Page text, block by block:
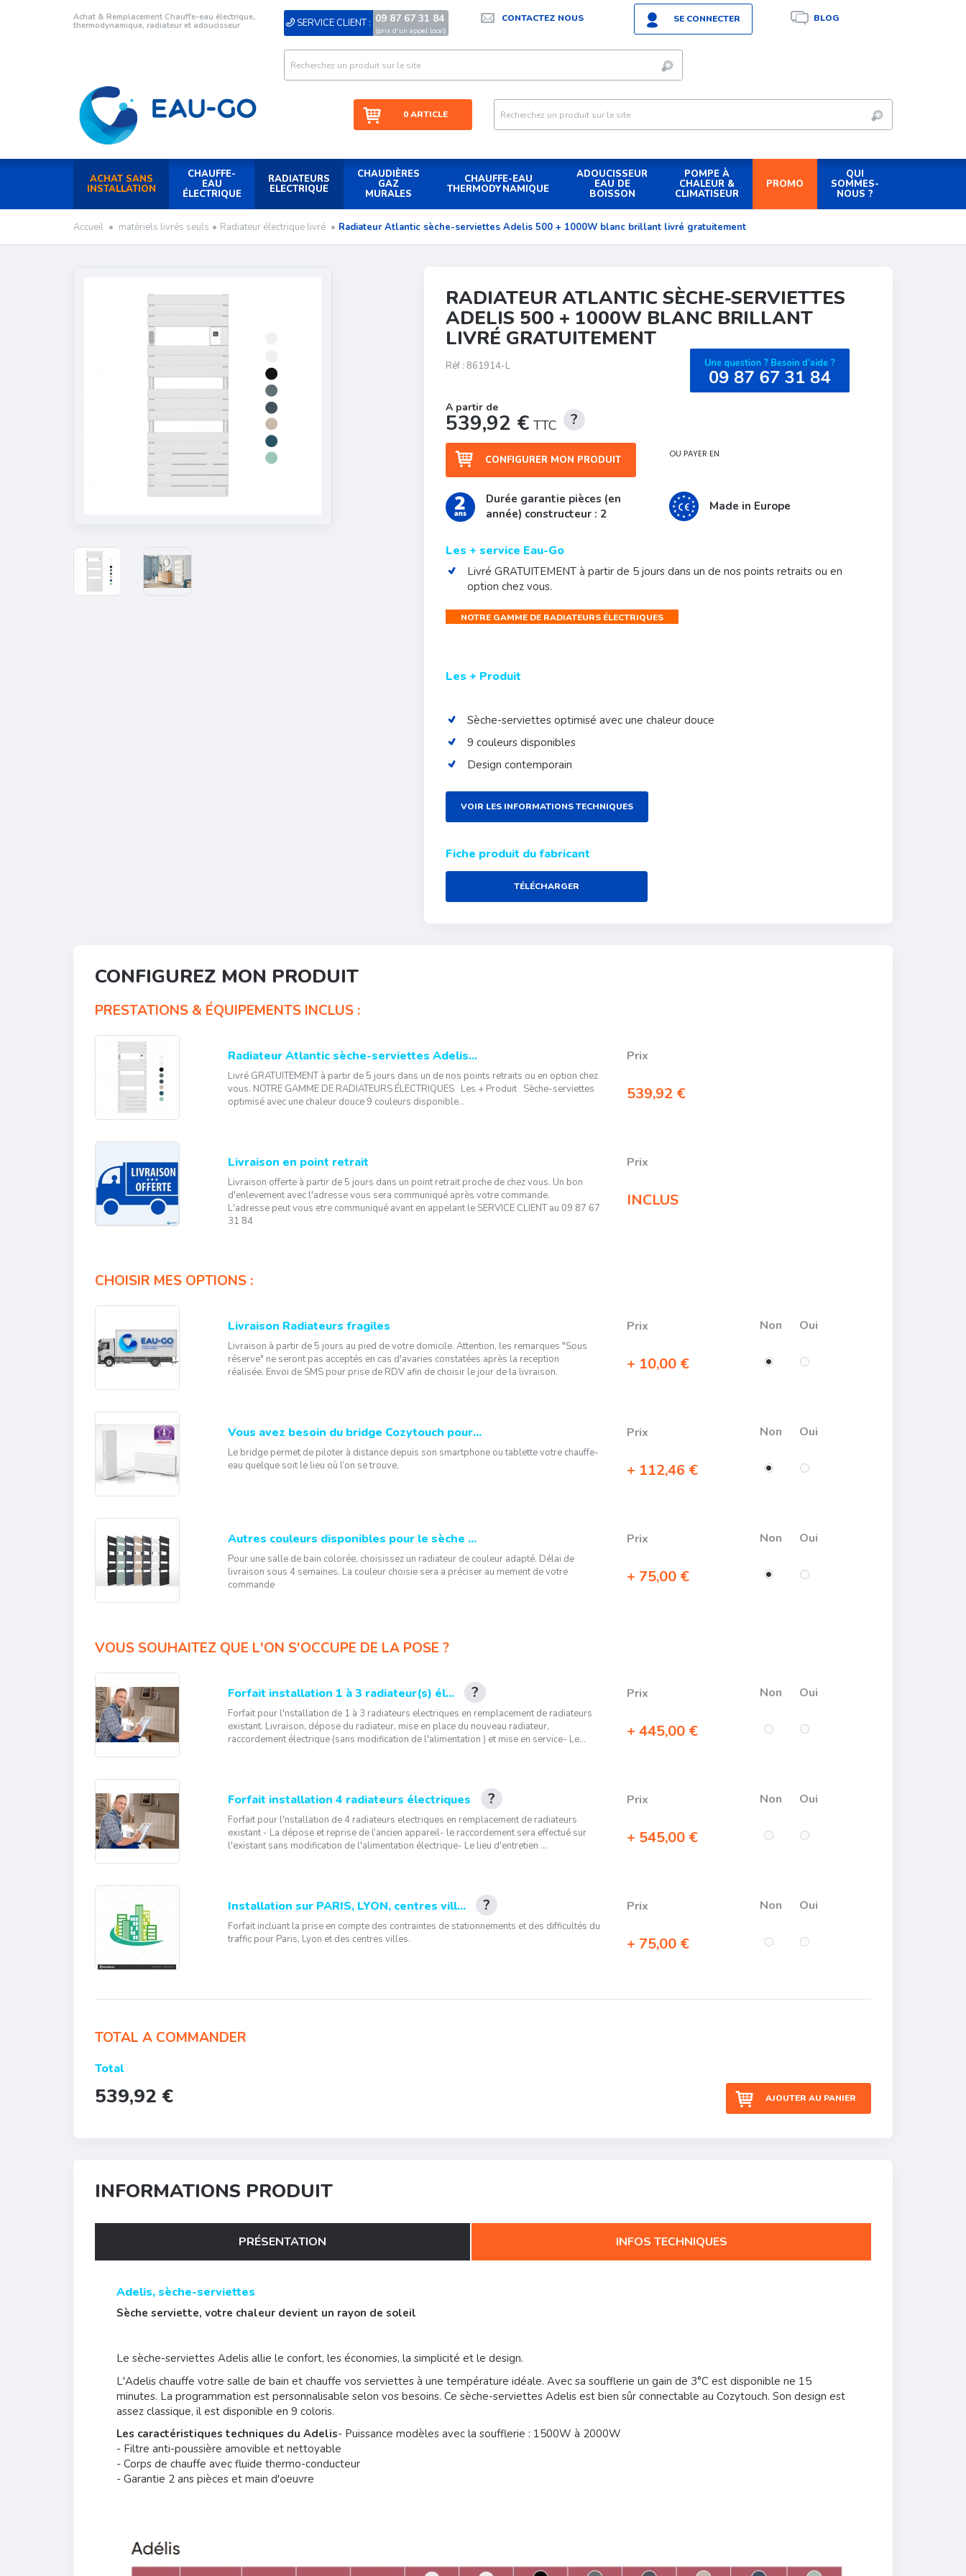
Achat & Remplacement Chauffe-eau électrique,
thermodynamique, radiateur et adoucisseur
SERVICE CLIENT : 09 87 67 31 84
(prix d'un appel local)
CONTACTEZ NOUS SE CONNECTER BLOG
0 ARTICLE
ACHAT SANS
INSTALLATION
CHAUFFE-
EAU
ÉLECTRIQUE
RADIATEURS
ELECTRIQUE
CHAUDIÈRES
GAZ
MURALES
CHAUFFE-EAU
THERMODYNAMIQUE
ADOUCISSEUR
EAU DE
BOISSON
POMPE À
CHALEUR &
CLIMATISEUR
PROMO
QUI
SOMMES-
NOUS ?
Accueil • matériels livrés seuls • Radiateur électrique livré • Radiateur Atlantic sèche-serviettes Adelis 500 + 1000W blanc brillant livré gratuitement
RADIATEUR ATLANTIC SÈCHE-SERVIETTES
ADELIS 500 + 1000W BLANC BRILLANT
LIVRÉ GRATUITEMENT
Réf : 861914-L
539,92 € TTC
CONFIGURER MON PRODUIT
OU PAYER EN
Durée garantie pièces (en
année) constructeur : 2
Made in Europe
Les + service Eau-Go
Livré GRATUITEMENT à partir de 5 jours dans un de nos points retraits ou en
option chez vous.
NOTRE GAMME DE RADIATEURS ÉLECTRIQUES
Les + Produit
Sèche-serviettes optimisé avec une chaleur douce
9 couleurs disponibles
Design contemporain
VOIR LES INFORMATIONS TECHNIQUES
Fiche produit du fabricant
TÉLÉCHARGER
CONFIGUREZ MON PRODUIT
PRESTATIONS & ÉQUIPEMENTS INCLUS :
Radiateur Atlantic sèche-serviettes Adelis...
Livré GRATUITEMENT à partir de 5 jours dans un de nos points retraits ou en option chez
vous. NOTRE GAMME DE RADIATEURS ÉLECTRIQUES Les + Produit Sèche-serviettes
optimisé avec une chaleur douce 9 couleurs disponible...
Prix
539,92 €
Livraison en point retrait
Livraison offerte à partir de 5 jours dans un point retrait proche de chez vous. Un bon
d'enlevement avec l'adresse vous sera communiqué après votre commande.
L'adresse peut vous etre communiqué avant en appelant le SERVICE CLIENT au 09 87 67
31 84
Prix
INCLUS
CHOISIR MES OPTIONS :
Livraison Radiateurs fragiles
Livraison à partir de 5 jours au pied de votre domicile. Attention, les remarques "Sous
réserve" ne seront pas acceptés en cas d'avaries constatées après la reception
réalisée. Envoi de SMS pour prise de RDV afin de choisir le jour de la livraison.
Prix
10,00 €
Non Oui
Vous avez besoin du bridge Cozytouch pour...
Le bridge permet de piloter à distance depuis son smartphone ou tablette votre chauffe-
eau quelque soit le lieu où l’on se trouve.
Prix
112,46 €
Non Oui
Autres couleurs disponibles pour le sèche ...
Pour une salle de bain colorée, choisissez un radiateur de couleur adapté. Délai de
livraison sous 4 semaines. La couleur choisie sera a préciser au mement de votre
commande
Prix
75,00 €
Non Oui
VOUS SOUHAITEZ QUE L'ON S'OCCUPE DE LA POSE ?
Forfait installation 1 à 3 radiateur(s) él...
Forfait pour l'nstallation de 1 à 3 radiateurs electriques en remplacement de radiateurs
existant. Livraison, dépose du radiateur, mise en place du nouveau radiateur,
raccordement électrique (sans modification de l'alimentation ) et mise en service- Le...
Prix
445,00 €
Non Oui
Forfait installation 4 radiateurs électriques
Forfait pour l'nstallation de 4 radiateurs electriques en remplacement de radiateurs
existant - La dépose et reprise de l’ancien appareil- le raccordement sera effectué sur
l'existant sans modification de l'alimentation électrique- Le lieu d'entretien ...
Prix
545,00 €
Non Oui
Installation sur PARIS, LYON, centres vill...
Forfait incluant la prise en compte des contraintes de stationnements et des difficultés du
traffic pour Paris, Lyon et des centres villes.
Prix
75,00 €
Non Oui
TOTAL A COMMANDER
Total
539,92 € AJOUTER AU PANIER
INFORMATIONS PRODUIT
PRÉSENTATION INFOS TECHNIQUES
Adelis, sèche-serviettes
Sèche serviette, votre chaleur devient un rayon de soleil
Le sèche-serviettes Adelis allie le confort, les économies, la simplicité et le design.
L'Adelis chauffe votre salle de bain et chauffe vos serviettes à une température idéale. Avec sa soufflerie un gain de 3°C est disponible ne 15
minutes. La programmation est personnalisable selon vos besoins. Ce sèche-serviettes Adelis est bien sûr connectable au Cozytouch. Son design est
assez classique, il est disponible en 9 coloris.
Les caractéristiques techniques du Adelis- Puissance modèles avec la soufflerie : 1500W à 2000W
- Filtre anti-poussière amovible et nettoyable
- Corps de chauffe avec fluide thermo-conducteur
- Garantie 2 ans pièces et main d'oeuvre